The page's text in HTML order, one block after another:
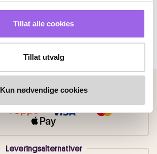
Tillat alle cookies
Tillat utvalg
Kun nødvendige cookies
Betalingsmetoder
Leveringsalternativer